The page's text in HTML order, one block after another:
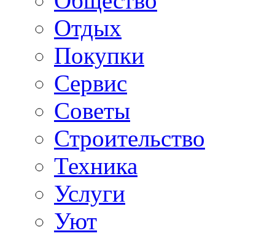
Отдых
Покупки
Сервис
Советы
Строительство
Техника
Услуги
Уют